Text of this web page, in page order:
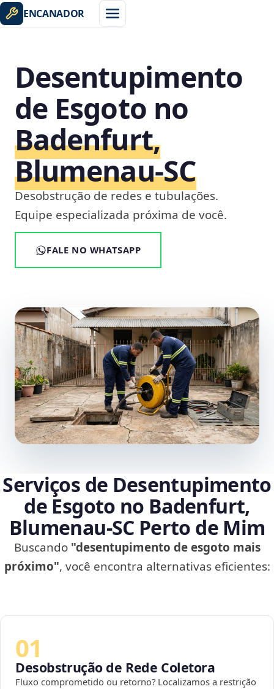
ENCANADOR
Desentupimento
de Esgoto no
Badenfurt,
Blumenau‑SC
Desobstrução de redes e tubulações.
Equipe especializada próxima de você.
FALE NO WHATSAPP
Serviços de Desentupimento
de Esgoto no Badenfurt,
Blumenau‑SC Perto de Mim
Buscando "desentupimento de esgoto mais
próximo", você encontra alternativas eficientes:
01
Desobstrução de Rede Coletora
Fluxo comprometido ou retorno? Localizamos a restrição